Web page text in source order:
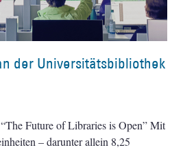
der Universitätsbibliothek
Future of Libraries is Open” Mit
– darunter allein 8,25